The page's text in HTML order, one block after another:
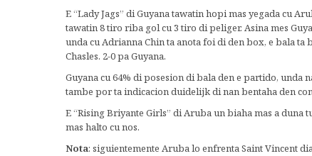
E “Lady Jags” di Guyana tawatin hopi mas yegada cu
tawatin 8 tiro riba gol cu 3 tiro di peliger. Asina mes
unda cu Adrianna Chin ta anota foi di den box, e bala
Chasles. 2-0 pa Guyana.
Guyana cu 64% di posesion di bala den e partido, unda
tambe por ta indicacion duidelijk di nan bentaha den
E “Rising Briyante Girls” di Aruba un biaha mas a duna
mas halto cu nos.
Nota: siguientemente Aruba lo enfrenta Saint Vincent